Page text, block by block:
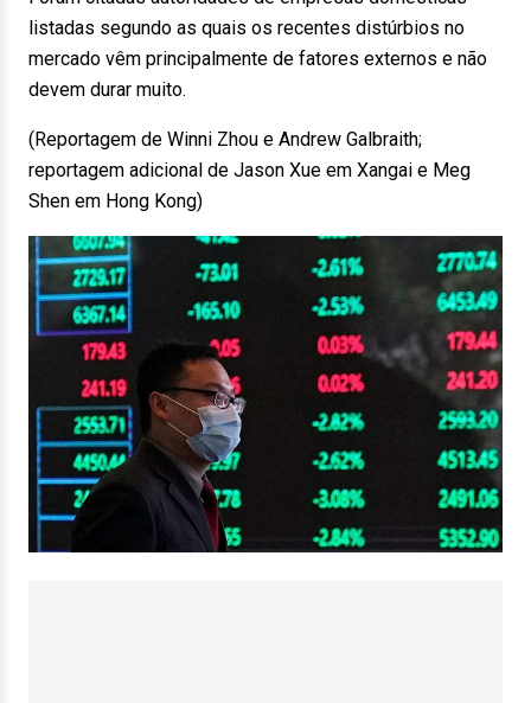
listadas segundo as quais os recentes distúrbios no
mercado vêm principalmente de fatores externos e não
devem durar muito.
(Reportagem de Winni Zhou e Andrew Galbraith;
reportagem adicional de Jason Xue em Xangai e Meg
Shen em Hong Kong)